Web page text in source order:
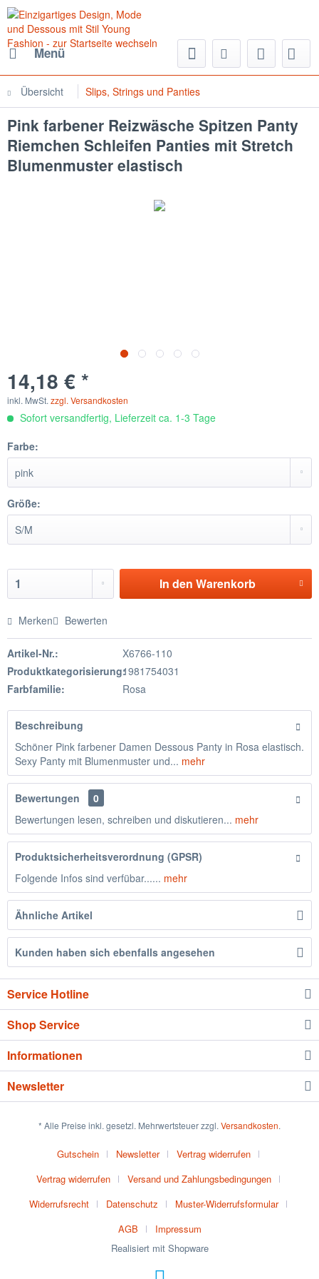
Menü
Übersicht Slips, Strings und Panties
Pink farbener Reizwäsche Spitzen Panty
Riemchen Schleifen Panties mit Stretch
Blumenmuster elastisch
14,18 € *
inkl. MwSt. zzgl. Versandkosten
Sofort versandfertig, Lieferzeit ca. 1-3 Tage
Farbe:
Größe:
In den Warenkorb
Merken Bewerten
Artikel-Nr.:
X6766-110
Produktkategorisierung:1981754031
Farbfamilie:
Rosa
Beschreibung
Schöner Pink farbener Damen Dessous Panty in Rosa elastisch.
Sexy Panty mit Blumenmuster und... mehr
Bewertungen
0
Bewertungen lesen, schreiben und diskutieren... mehr
Produktsicherheitsverordnung (GPSR)
Folgende Infos sind verfübar...... mehr
Ähnliche Artikel
Kunden haben sich ebenfalls angesehen
Service Hotline
Shop Service
Informationen
Newsletter
* Alle Preise inkl. gesetzl. Mehrwertsteuer zzgl. Versandkosten.
Gutschein Newsletter
Vertrag widerrufen
Vertrag widerrufen
Versand und Zahlungsbedingungen
Widerrufsrecht
Datenschutz
Muster-Widerrufsformular
AGB
Impressum
Realisiert mit Shopware